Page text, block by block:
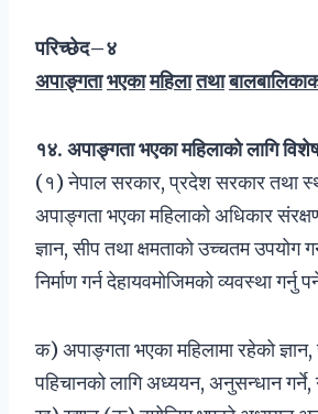
परिच्छेद–४
अपाङ्गताभएकामहिलातथा
१४. अपाङ्गता भएका महिलाको लागि
(१) नेपाल सरकार, प्रदेश सरकार तथा
अपाङ्गता भएका महिलाको अधिकार
ज्ञान, सीप तथा क्षमताको उच्चतम उपयोग
निर्माण गर्न देहायवमोजिमको व्यवस्था गर्नु
क) अपाङ्गता भएका महिलामा रहेको ज्ञान,
पहिचानको लागि अध्ययन, अनुसन्धान गर्ने,